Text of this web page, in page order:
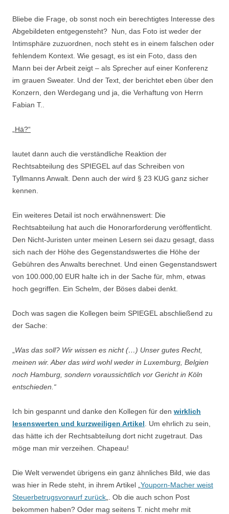
Bliebe die Frage, ob sonst noch ein berechtigtes Interesse des
Abgebildeten entgegensteht? Nun, das Foto ist weder der
Intimsphäre zuzuordnen, noch steht es in einem falschen oder
fehlendem Kontext. Wie gesagt, es ist ein Foto, dass den
Mann bei der Arbeit zeigt – als Sprecher auf einer Konferenz
im grauen Sweater. Und der Text, der berichtet eben über den
Konzern, den Werdegang und ja, die Verhaftung von Herrn
Fabian T..
„Hä?“
lautet dann auch die verständliche Reaktion der
Rechtsabteilung des SPIEGEL auf das Schreiben von
Tyllmanns Anwalt. Denn auch der wird § 23 KUG ganz sicher
kennen.
Ein weiteres Detail ist noch erwähnenswert: Die
Rechtsabteilung hat auch die Honorarforderung veröffentlicht.
Den Nicht-Juristen unter meinen Lesern sei dazu gesagt, dass
sich nach der Höhe des Gegenstandswertes die Höhe der
Gebühren des Anwalts berechnet. Und einen Gegenstandswert
von 100.000,00 EUR halte ich in der Sache für, mhm, etwas
hoch gegriffen. Ein Schelm, der Böses dabei denkt.
Doch was sagen die Kollegen beim SPIEGEL abschließend zu
der Sache:
Was das soll? Wir wissen es nicht (…) Unser gutes Recht,
meinen wir. Aber das wird wohl weder in Luxemburg, Belgien
noch Hamburg, sondern voraussichtlich vor Gericht in Köln
entschieden.“
Ich bin gespannt und danke den Kollegen für den wirklich
lesenswerten und kurzweiligen Artikel . Um ehrlich zu sein,
das hätte ich der Rechtsabteilung dort nicht zugetraut. Das
möge man mir verzeihen. Chapeau!
Die Welt verwendet übrigens ein ganz ähnliches Bild, wie das
was hier in Rede steht, in ihrem Artikel „ Youporn-Macher weist
Steuerbetrugsvorwurf zurück „. Ob die auch schon Post
bekommen haben? Oder mag seitens T. nicht mehr mit